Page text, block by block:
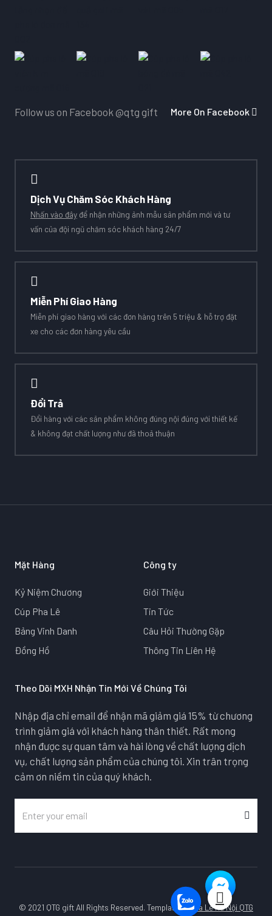
Follow us on Facebook @qtg gift More On Facebook
Dịch Vụ Chăm Sóc Khách Hàng
Nhấn vào đây để nhận những ảnh mẫu sản phẩm mới và tư
vấn của đội ngũ chăm sóc khách hàng 24/7
Miễn Phí Giao Hàng
Miễn phí giao hàng với các đơn hàng trên 5 triệu & hỗ trợ đặt
xe cho các đơn hàng yêu cầu
Đổi Trả
Đổi hàng với các sản phẩm không đúng nội đúng với thiết kế
& không đạt chất lượng như đã thoả thuận
Mặt Hàng
Kỷ Niệm Chương
Cúp Pha Lê
Bảng Vinh Danh
Đồng Hồ
Công ty
Giới Thiệu
Tin Tức
Câu Hỏi Thường Gặp
Thông Tin Liên Hệ
Theo Dõi MXH Nhận Tin Mới Về Chúng Tôi
Nhập địa chỉ email để nhận mã giảm giá 15% từ chương
trình giảm giá với khách hàng thân thiết. Rất mong
nhận được sự quan tâm và hài lòng về chất lượng dịch
vụ, chất lượng sản phẩm của chúng tôi. Xin trân trọng
cảm ơn niềm tin của quý khách.
© 2021 QTG gift All Rights Reserved. Template byPha Lê Hà Nội QTG